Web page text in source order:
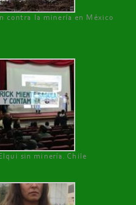
contra la minería en México
sin minería. Chile